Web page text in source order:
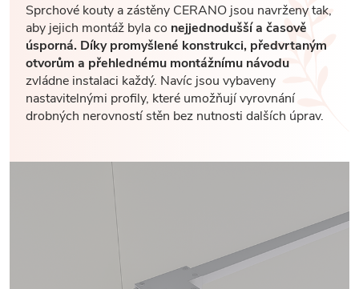
Sprchové kouty a zástěny CERANO jsou navrženy tak,
aby jejich montáž byla co nejjednodušší a časově
úsporná. Díky promyšlené konstrukci, předvrtaným
otvorům a přehlednému montážnímu návodu
zvládne instalaci každý. Navíc jsou vybaveny
nastavitelnými profily, které umožňují vyrovnání
drobných nerovností stěn bez nutnosti dalších úprav.